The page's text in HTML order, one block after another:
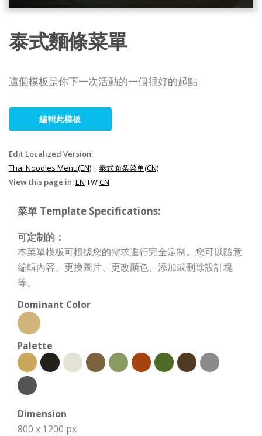
泰式麵條菜單
這個模板是你下一次活動的一個很好的起點
編輯此模板
Edit Localized Version:
Thai Noodles Menu(EN) | 泰式面条菜单(CN)
View this page in:EN TWCN
菜單 Template Specifications:
可定制的：
本菜單模板可根據您的需求進行完全定制。您可以隨意
編輯內容、更換圖片、更改顏色、添加或刪除設計塊
等。
Dominant Color
Palette
Dimension
800 x 1200 px